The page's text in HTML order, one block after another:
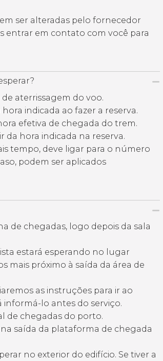
ser alteradas pelo fornecedor
entrar em contato com você para
aterrissagem do voo.
indicada ao fazer a reserva.
efetiva de chegada do trem.
da hora indicada na reserva.
tempo, deve ligar para o número
podem ser aplicados
de chegadas, logo depois da sala
estará esperando no lugar
mais próximo à saída da área de
as instruções para ir ao
lo antes do serviço.
de chegadas do porto.
saída da plataforma de chegada
no exterior do edifício. Se tiver a